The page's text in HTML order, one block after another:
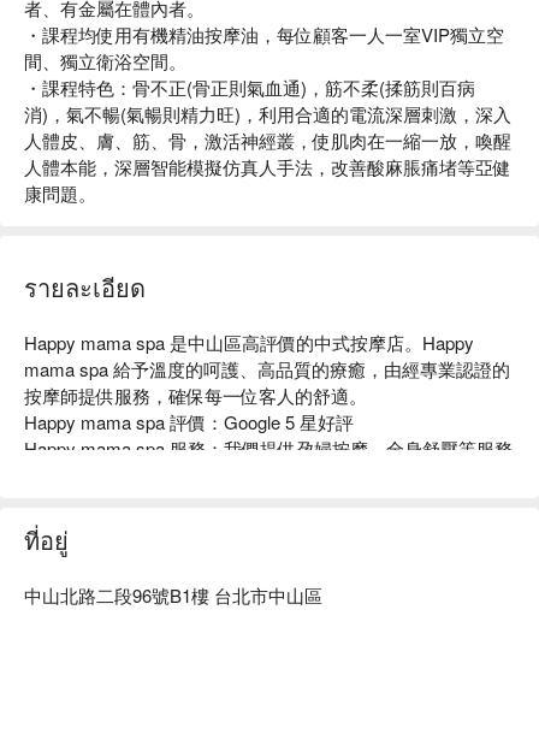
者、有金屬在體內者。
・課程均使用有機精油按摩油，每位顧客一人一室VIP獨立空
間、獨立衛浴空間。
・課程特色：骨不正(骨正則氣血通)，筋不柔(揉筋則百病
消)，氣不暢(氣暢則精力旺)，利用合適的電流深層刺激，深入
人體皮、膚、筋、骨，激活神經叢，使肌肉在一縮一放，喚醒
人體本能，深層智能模擬仿真人手法，改善酸麻脹痛堵等亞健
康問題。
รายละเอียด
Happy mama spa 是中山區高評價的中式按摩店。Happy
mama spa 給予溫度的呵護、高品質的療癒，由經專業認證的
按摩師提供服務，確保每一位客人的舒適。
Happy mama spa 評價：Google 5 星好評
Happy mama spa 服務：我們提供孕婦按摩、全身舒壓等服務
Happy mama spa 預約、Happy mama spa 價格、Happy
mama spa 優惠立刻查看 ⬇︎
ที่อยู่
中山北路二段96號B1樓 台北市中山區